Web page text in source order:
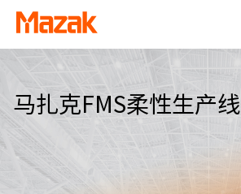
马扎克FMS柔性生产线